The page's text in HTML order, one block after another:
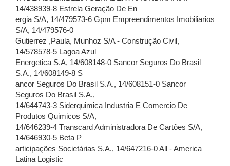
14/438939-8 Estrela Geração De En
ergia S/A, 14/479573-6 Gpm Empreendimentos Imobiliarios
S/A, 14/479576-0
Gutierrez ,Paula, Munhoz S/A - Construção Civil,
14/578578-5 Lagoa Azul
Energetica S.A, 14/608148-0 Sancor Seguros Do Brasil
S.A., 14/608149-8 S
ancor Seguros Do Brasil S.A., 14/608151-0 Sancor
Seguros Do Brasil S.A.,
14/644743-3 Siderquimica Industria E Comercio De
Produtos Quimicos S/A,
14/646239-4 Transcard Administradora De Cartões S/A,
14/646930-5 Beta P
articipações Societárias S.A., 14/647216-0 All - America
Latina Logistic